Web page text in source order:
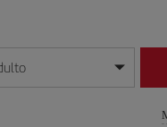
mes/año